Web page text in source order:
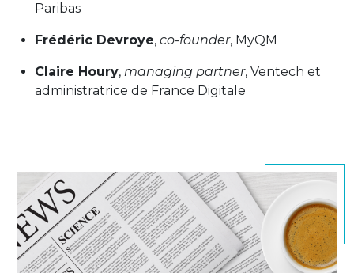
Paribas
Frédéric Devroye, co-founder, MyQM
Claire Houry, managing partner, Ventech et
administratrice de France Digitale